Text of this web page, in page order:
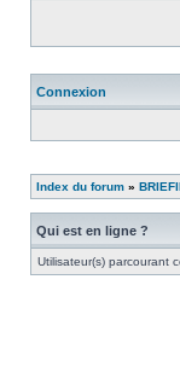
Connexion
Index du forum »
Qui est en ligne ?
Utilisateur(s) parcourant